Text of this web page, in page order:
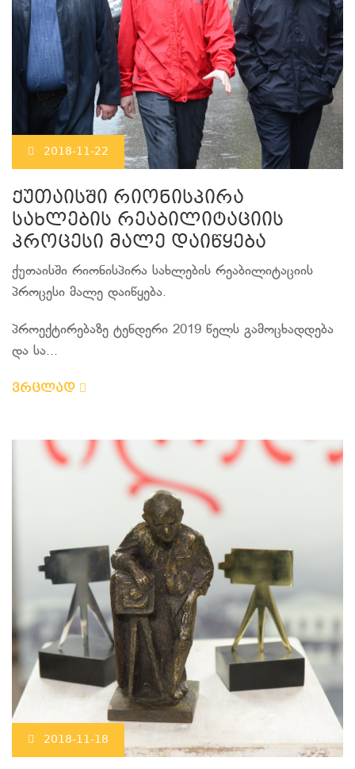
2018-11-22
ქუთაისში რიონისპირა
სახლების რეაბილიტაციის
პროცესი მალე დაიწყება
ქუთაისში რიონისპირა სახლების რეაბილიტაციის
პროცესი მალე დაიწყება.
პროექტირებაზე ტენდერი 2019 წელს გამოცხადდება
და სა...
ვრცლად
2018-11-18